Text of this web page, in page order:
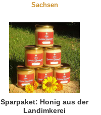
Sachsen
Sparpaket: Honig aus der
Landimkerei